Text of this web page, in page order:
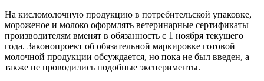
На кисломолочную продукцию в потребительской упаковке,
мороженое и молоко оформлять ветеринарные сертификаты
производителям вменят в обязанность с 1 ноября текущего
года. Законопроект об обязательной маркировке готовой
молочной продукции обсуждается, но пока не был введен, а
также не проводились подобные эксперименты.